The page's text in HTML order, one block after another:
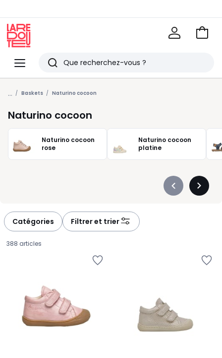
Menu
Redoute
Rechercher
Derniers
articles
vus
Voir
... Baskets Naturino cocoon
Naturino cocoon
Naturino cocoon
rose
Naturino cocoon
platine
Précédent
Catégories Filtrer et trier
388 articles